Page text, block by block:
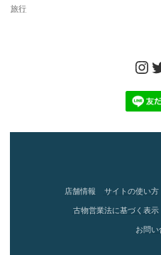
旅行
店舗情報 サイトの使い方
古物営業法に基づく表示
お問い